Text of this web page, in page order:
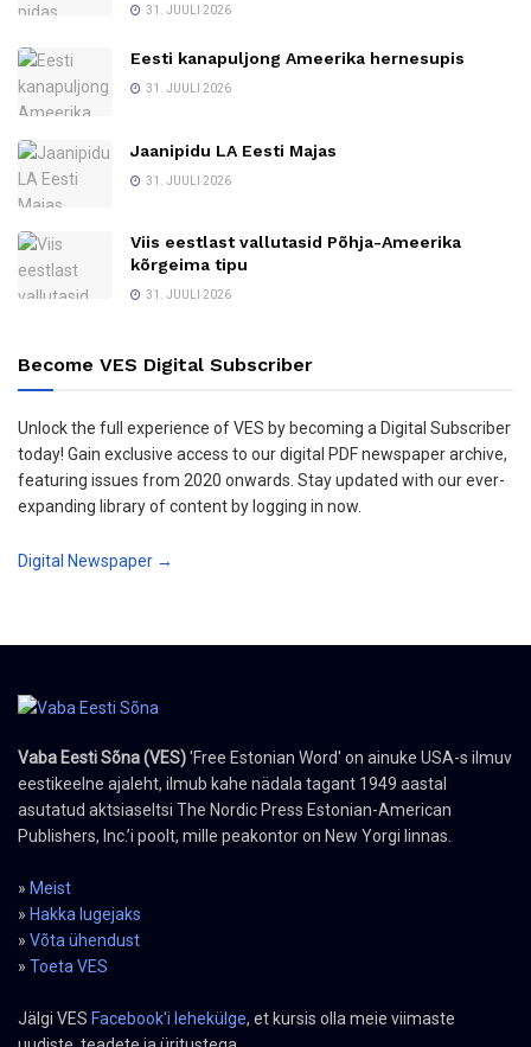
31. JUULI 2026
Eesti kanapuljong Ameerika hernesupis
31. JUULI 2026
Jaanipidu LA Eesti Majas
31. JUULI 2026
Viis eestlast vallutasid Põhja-Ameerika
kõrgeima tipu
31. JUULI 2026
Become VES Digital Subscriber
Unlock the full experience of VES by becoming a Digital Subscriber
today! Gain exclusive access to our digital PDF newspaper archive,
featuring issues from 2020 onwards. Stay updated with our ever-
expanding library of content by logging in now.
Digital Newspaper →
Vaba Eesti Sõna (VES)'Free Estonian Word' on ainuke USA-s ilmuv
eestikeelne ajaleht, ilmub kahe nädala tagant 1949 aastal
asutatud aktsiaseltsi The Nordic Press Estonian-American
Publishers, Inc.’i poolt, mille peakontor on New Yorgi linnas.
» Meist
» Hakka lugejaks
» Võta ühendust
» Toeta VES
Jälgi VES Facebook'i lehekülge, et kursis olla meie viimaste